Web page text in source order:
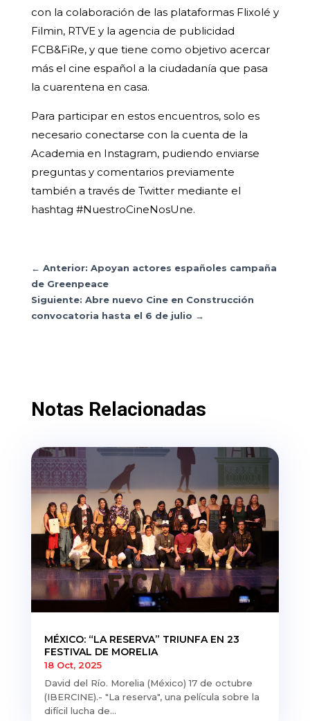
con la colaboración de las plataformas Flixolé y
Filmin, RTVE y la agencia de publicidad
FCB&FiRe, y que tiene como objetivo acercar
más el cine español a la ciudadanía que pasa
la cuarentena en casa.
Para participar en estos encuentros, solo es
necesario conectarse con la cuenta de la
Academia en Instagram, pudiendo enviarse
preguntas y comentarios previamente
también a través de Twitter mediante el
hashtag #NuestroCineNosUne.
← Anterior: Apoyan actores españoles campaña
de Greenpeace
Siguiente: Abre nuevo Cine en Construcción
convocatoria hasta el 6 de julio →
Notas Relacionadas
MÉXICO: “LA RESERVA” TRIUNFA EN 23
FESTIVAL DE MORELIA
18 Oct, 2025
David del Río. Morelia (México) 17 de octubre
(IBERCINE).- "La reserva", una película sobre la
difícil lucha de...